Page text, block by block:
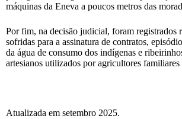
máquinas da Eneva a poucos metros das
Por fim, na decisão judicial, foram registrados
sofridas para a assinatura de contratos,
da água de consumo dos indígenas e
artesianos utilizados por agricultores
Atualizada em setembro 2025.